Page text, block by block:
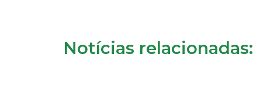
Notícias relacionadas: